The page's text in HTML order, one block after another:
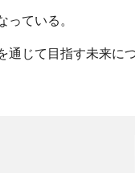
ている。
通じて目指す未来に